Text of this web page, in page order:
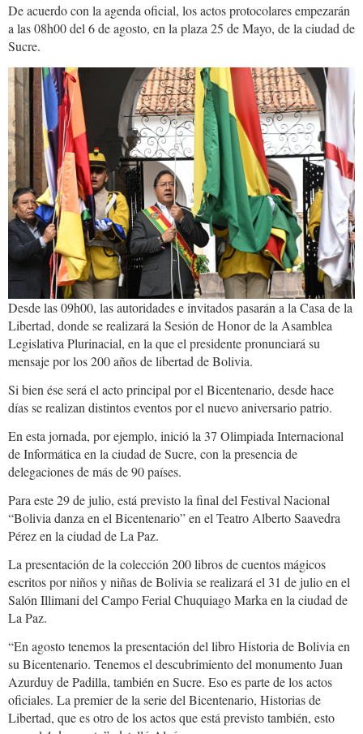
De acuerdo con la agenda oficial, los actos protocolares empezarán
a las 08h00 del 6 de agosto, en la plaza 25 de Mayo, de la ciudad de
Sucre.
f635b23b-
1195-
4398-
a6d9-
dd8d7ddb5609.jpg
Desde las 09h00, las autoridades e invitados pasarán a la Casa de la
Libertad, donde se realizará la Sesión de Honor de la Asamblea
Legislativa Plurinacial, en la que el presidente pronunciará su
mensaje por los 200 años de libertad de Bolivia.
Si bien ése será el acto principal por el Bicentenario, desde hace
días se realizan distintos eventos por el nuevo aniversario patrio.
En esta jornada, por ejemplo, inició la 37 Olimpiada Internacional
de Informática en la ciudad de Sucre, con la presencia de
delegaciones de más de 90 países.
Para este 29 de julio, está previsto la final del Festival Nacional
“Bolivia danza en el Bicentenario” en el Teatro Alberto Saavedra
Pérez en la ciudad de La Paz.
La presentación de la colección 200 libros de cuentos mágicos
escritos por niños y niñas de Bolivia se realizará el 31 de julio en el
Salón Illimani del Campo Ferial Chuquiago Marka en la ciudad de
La Paz.
“En agosto tenemos la presentación del libro Historia de Bolivia en
su Bicentenario. Tenemos el descubrimiento del monumento Juan
Azurduy de Padilla, también en Sucre. Eso es parte de los actos
oficiales. La premier de la serie del Bicentenario, Historias de
Libertad, que es otro de los actos que está previsto también, esto